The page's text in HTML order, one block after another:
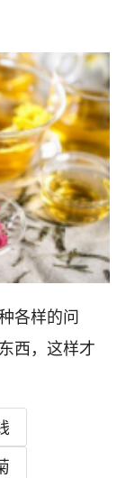
各样的问
西，这样才